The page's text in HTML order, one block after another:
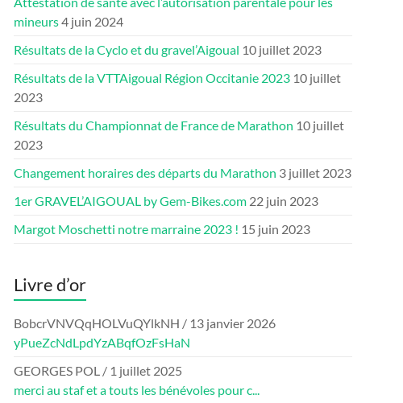
mineurs4 juin 2024
Résultats de la Cyclo et du gravel’Aigoual 10 juillet 2023
Résultats de la VTTAigoual Région Occitanie 2023 10 juillet
2023
Résultats du Championnat de France de Marathon 10 juillet
2023
Changement horaires des départs du Marathon 3 juillet 2023
1er GRAVEL’AIGOUAL by Gem-Bikes.com 22 juin 2023
Margot Moschetti notre marraine 2023 ! 15 juin 2023
Livre d’or
BobcrVNVQqHOLVuQYlkNH / 13 janvier 2026
yPueZcNdLpdYzABqfOzFsHaN
GEORGES POL / 1 juillet 2025
merci au staf et a touts les bénévoles pour c...